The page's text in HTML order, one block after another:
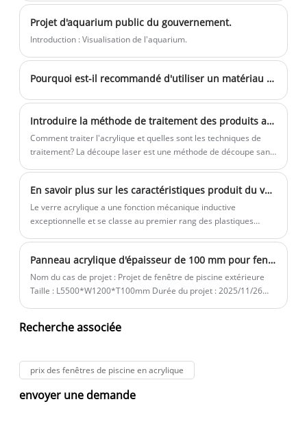
et fournir aux clients le rapport de
recommandation d'épaisseur le plus
fabrication intelligente.
moulage à haute température. Quels que
soient la taille, le radian et l'épaisseur,
logiciel d'analyse par éléments finis, et
fournir aux clients le rapport de
recommandation d'épaisseur le plus
fiable et le plus sûr. La fabrication
Kingsign est également appelée
fabrication intelligente.
tubes à brides acryliques, des produits
acryliques OEM selon le dessin de
conception du client.
Projet d'aquarium public du gouvernement.
Introduction : Visualisation de l'aquarium.
Pourquoi est-il recommandé d'utiliser un matériau acrylique pour les aquariums de fortune à grande échelle ?
Introduire la méthode de traitement des produits acryliques
Comment traiter l'acrylique et quelles sont les techniques de
traitement? La découpe laser est une méthode de découpe sans
des images et peut être utilisé pour des meubles, etc.
L'utilisation de la découpe au laser pour démarrer peut utiliser
l'acrylique pour créer divers logos, y compris des images en
processus le plus courant dans l'utilisation de la découpe au
laser et du tournage de l'acrylique.
En savoir plus sur les caractéristiques produit du verre acrylique
Le verre acrylique a une fonction mécanique inductive
exceptionnelle et se classe au premier rang des plastiques
Panneau acrylique d'épaisseur de 100 mm pour fenêtre de piscine extérieure
Nom du cas de projet : Projet de fenêtre de piscine extérieure
Taille : L5500*W1200*T100mm Durée du projet : 2025/11/26
Recherche associée
prix des fenêtres de piscine en acrylique
envoyer une demande